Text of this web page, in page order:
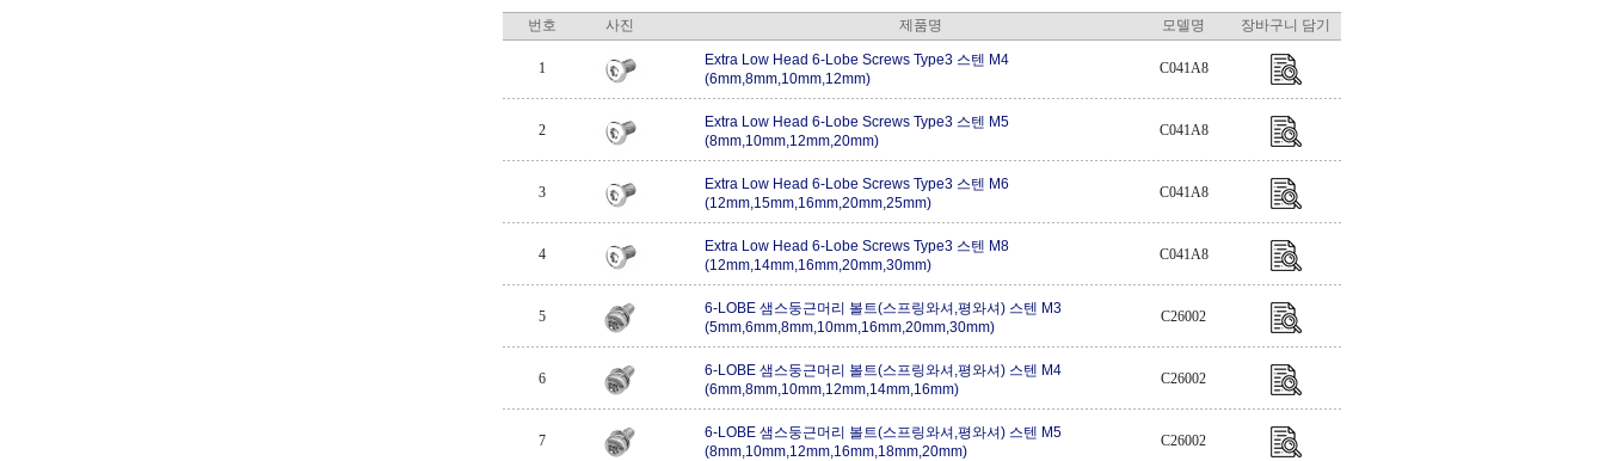
번호 사진 제품명 모델명 장바구니 담기
1
Extra Low Head 6-Lobe Screws Type3 스텐 M4
(6mm,8mm,10mm,12mm)
C041A8
2
Extra Low Head 6-Lobe Screws Type3 스텐 M5
(8mm,10mm,12mm,20mm)
C041A8
3
Extra Low Head 6-Lobe Screws Type3 스텐 M6
(12mm,15mm,16mm,20mm,25mm)
C041A8
4
Extra Low Head 6-Lobe Screws Type3 스텐 M8
(12mm,14mm,16mm,20mm,30mm)
C041A8
5
6-LOBE 샘스둥근머리 볼트(스프링와셔,평와셔) 스텐 M3
(5mm,6mm,8mm,10mm,16mm,20mm,30mm)
C26002
6
6-LOBE 샘스둥근머리 볼트(스프링와셔,평와셔) 스텐 M4
(6mm,8mm,10mm,12mm,14mm,16mm)
C26002
7
6-LOBE 샘스둥근머리 볼트(스프링와셔,평와셔) 스텐 M5
(8mm,10mm,12mm,16mm,18mm,20mm)
C26002